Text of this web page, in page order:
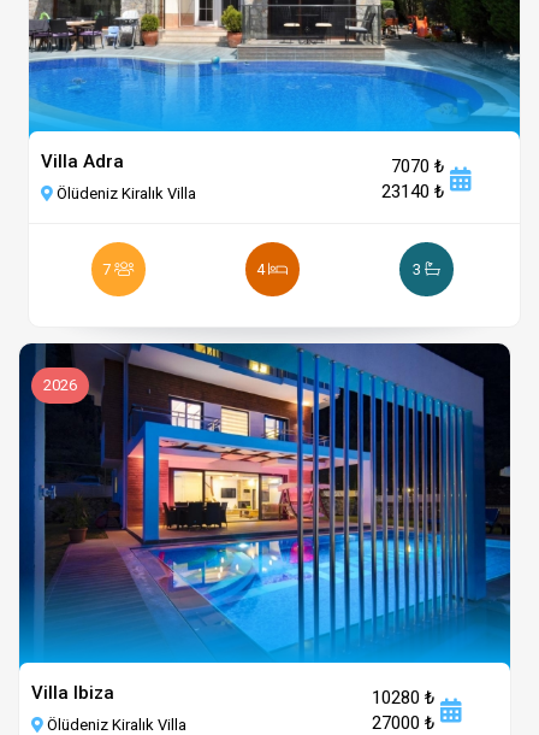
Villa Adra
Ölüdeniz Kiralık Villa
7070 ₺
23140 ₺
7 4 3
2026
Villa Ibiza
Ölüdeniz Kiralık Villa
10280 ₺
27000 ₺